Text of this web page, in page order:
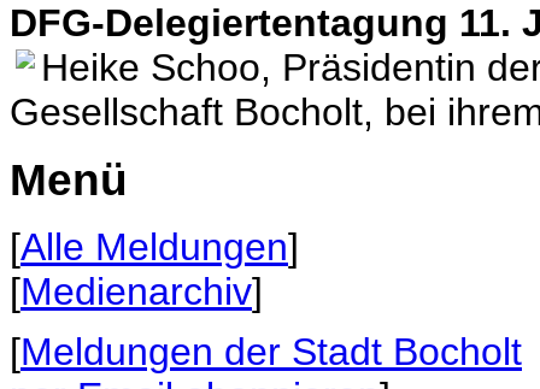
DFG-Delegiertentagung 11.
Heike Schoo, Präsidentin
Gesellschaft Bocholt, bei
Menü
[Alle Meldungen]
[Medienarchiv]
[Meldungen der Stadt Bocholt